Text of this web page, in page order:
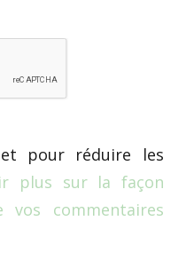
pour réduire les
plus sur la façon
commentaires